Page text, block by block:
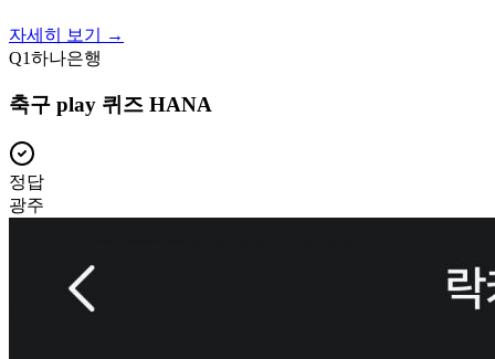
자세히 보기 →
Q1하나은행
축구 play 퀴즈 HANA
정답
광주